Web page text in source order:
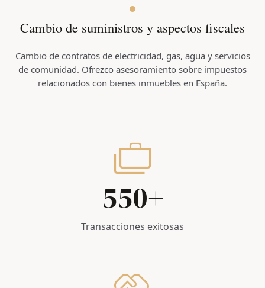
Cambio de suministros y aspectos fiscales
Cambio de contratos de electricidad, gas, agua y servicios
de comunidad. Ofrezco asesoramiento sobre impuestos
relacionados con bienes inmuebles en España.
0
1
4
5
6
0
1
3
4
5
6
4
5
6
8
9
0+
Transacciones exitosas
2
3
4
0
1
2
4
5
6
7
8
0
1
2
4
5
6
7
8
0
1
2
3
0
1
2
0